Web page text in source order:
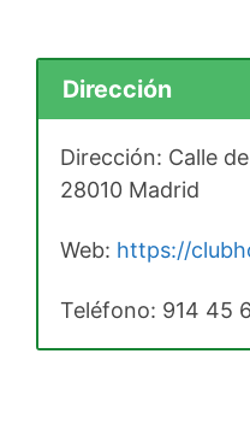
Dirección
Dirección: Calle
28010 Madrid
Web: https://
Teléfono: 914 45